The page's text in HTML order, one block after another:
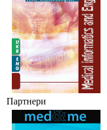
Партнери